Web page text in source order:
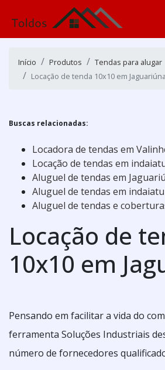
Início Produtos
Tendas para alugar
Locação de tenda 10x10 em Jaguariúna
Buscas relacionadas:
Locadora de tendas em
Locação de tendas em
Aluguel de tendas em
Aluguel de tendas em
Aluguel de tendas e
Locação de
10x10 em
Pensando em facilitar a vida do
ferramenta Soluções Industriais
número de fornecedores